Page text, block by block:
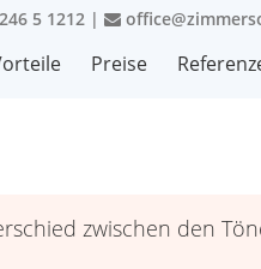
5 1212 |
Preise
zwischen den